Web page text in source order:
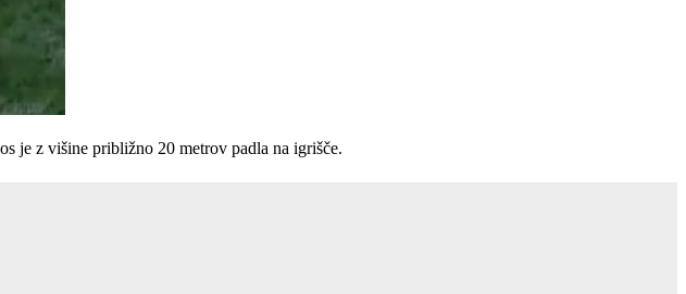
je z višine približno 20 metrov padla na igrišče.